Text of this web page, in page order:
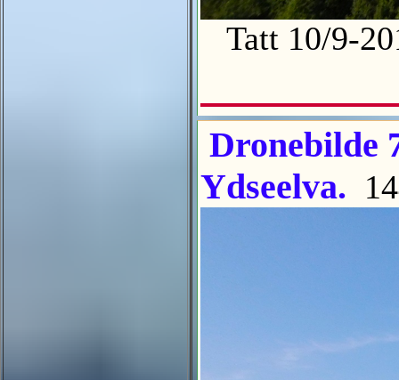
Tatt 10/9-
Dronebilde
Ydseelva.